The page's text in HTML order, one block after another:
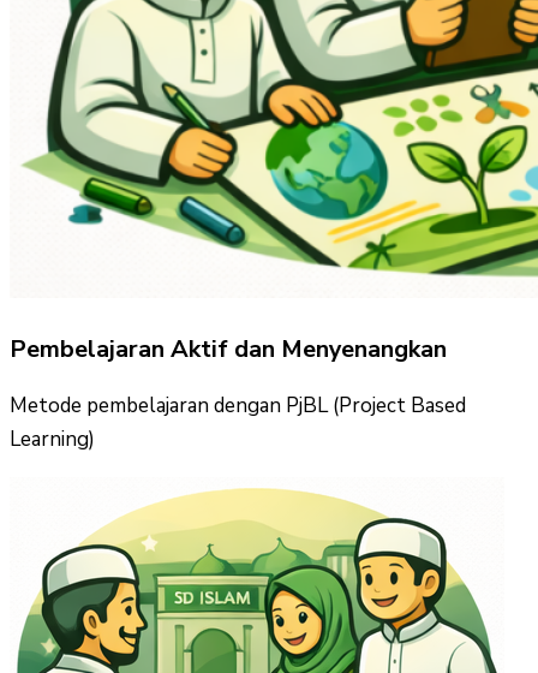
Pembelajaran Aktif dan Menyenangkan
Metode pembelajaran dengan PjBL (Project Based
Learning)